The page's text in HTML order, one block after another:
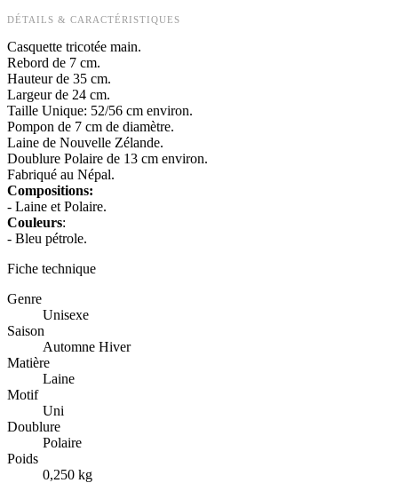
DÉTAILS & CARACTÉRISTIQUES
Casquette tricotée main.
Rebord de 7 cm.
Hauteur de 35 cm.
Largeur de 24 cm.
Taille Unique: 52/56 cm environ.
Pompon de 7 cm de diamètre.
Laine de Nouvelle Zélande.
Doublure Polaire de 13 cm environ.
Fabriqué au Népal.
Compositions:
- Laine et Polaire.
Couleurs:
- Bleu pétrole.
Fiche technique
Genre
Unisexe
Saison
Automne Hiver
Matière
Laine
Motif
Uni
Doublure
Polaire
Poids
0,250 kg